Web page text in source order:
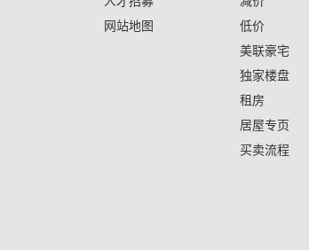
网站地图
低价
美联豪宅
独家楼盘
租房
居屋专页
买卖流程